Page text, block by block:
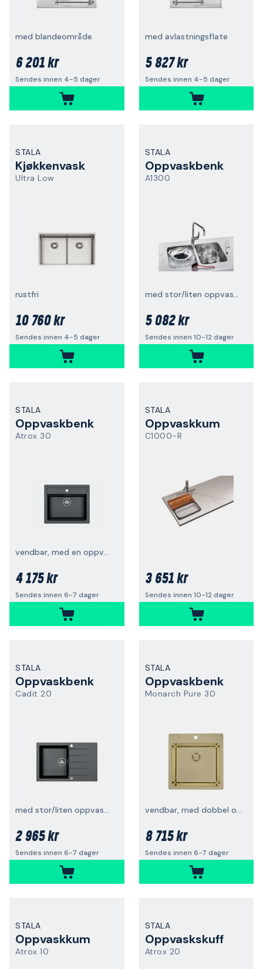
med blandeområde
6 201 kr
Sendes innen 4-5 dager
med avlastningsflate
5 827 kr
Sendes innen 4-5 dager
STALA
Kjøkkenvask
Ultra Low
rustfri
10 760 kr
Sendes innen 4-5 dager
STALA
Oppvaskbenk
A1300
med stor/liten oppvaskkum
5 082 kr
Sendes innen 10-12 dager
STALA
Oppvaskbenk
Atrox 30
vendbar, med en oppvaskkum
4 175 kr
Sendes innen 6-7 dager
STALA
Oppvaskkum
C1000-R
3 651 kr
Sendes innen 10-12 dager
STALA
Oppvaskbenk
Cadit 20
med stor/liten oppvaskskuff
2 965 kr
Sendes innen 6-7 dager
STALA
Oppvaskbenk
Monarch Pure 30
vendbar, med dobbel oppvaskkum
8 715 kr
Sendes innen 6-7 dager
STALA
Oppvaskkum
Atrox 10
STALA
Oppvaskskuff
Atrox 20